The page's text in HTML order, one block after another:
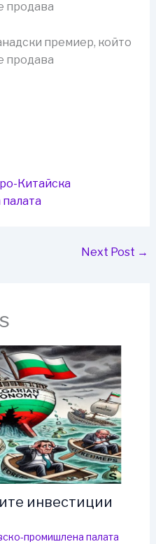
продава
премиер, който
продава
Китайска
Next Post →
инвестиции
промишлена палaта